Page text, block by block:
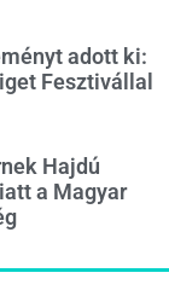
adott ki:
Fesztivállal
Hajdú
a Magyar